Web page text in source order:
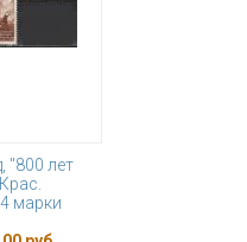
"800 лет
марки